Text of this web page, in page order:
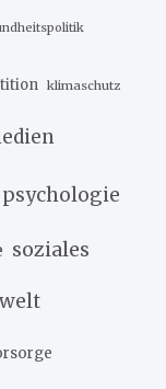
klimaschutz
psychologie
soziales